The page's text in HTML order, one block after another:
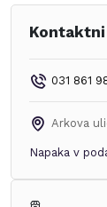
031 861
Arkova
Napaka v